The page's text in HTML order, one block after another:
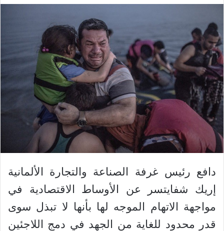
دافع رئيس غرفة الصناعة والتجارة الألمانية
إريك شفايتسر عن الأوساط الاقتصادية في
مواجهة الاتهام الموجه لها بأنها لا تبذل سوى
قدر محدود للغاية من الجهد في دمج اللاجئين